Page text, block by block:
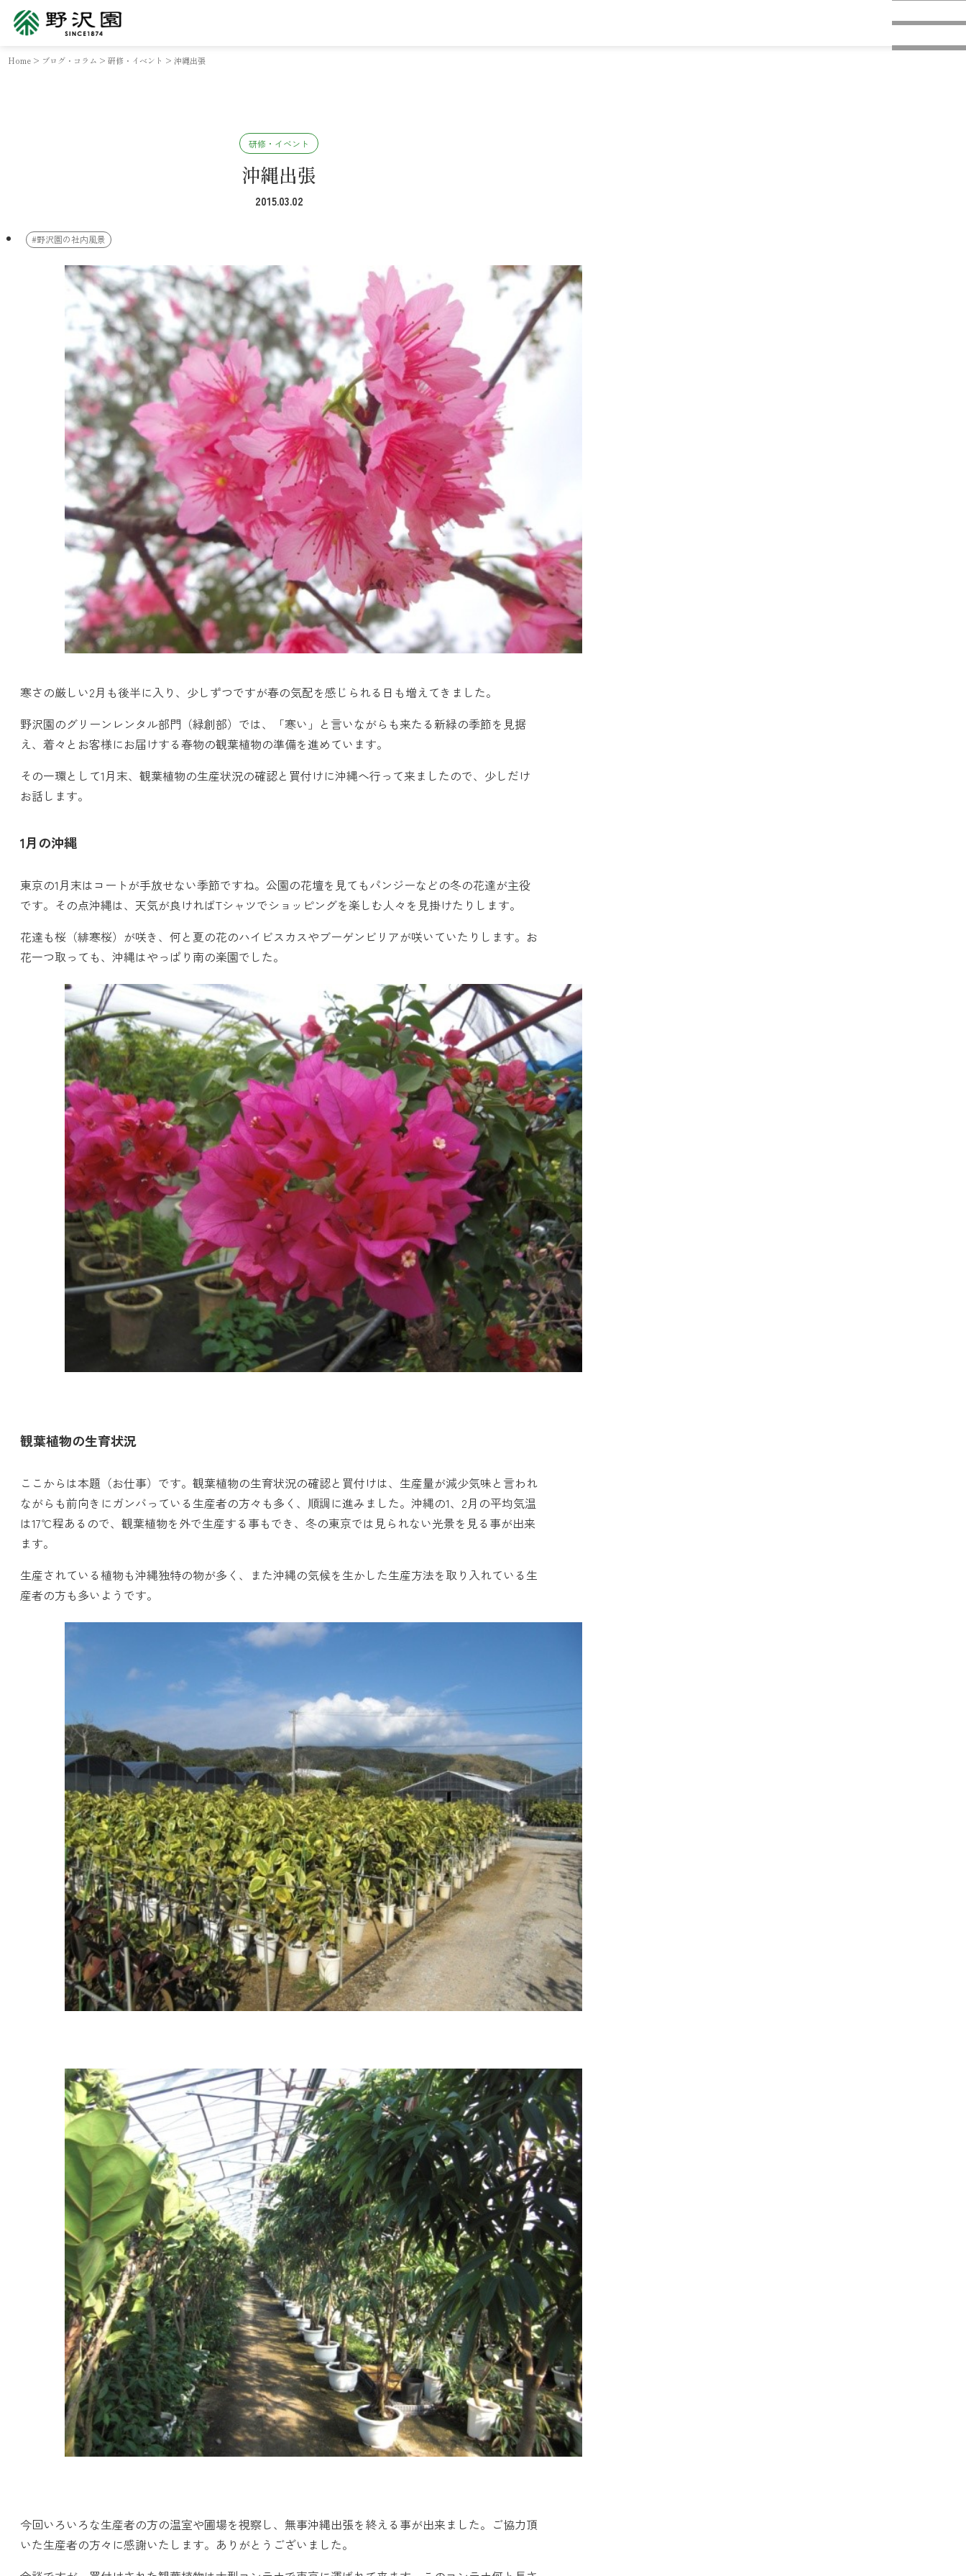
Home > ブログ・コラム > 研修・イベント > 沖縄出張
研修・イベント
沖縄出張
2015.03.02
#野沢園の社内風景
寒さの厳しい2月も後半に入り、少しずつですが春の気配を感じられる日も増えてきました。
野沢園のグリーンレンタル部門（緑創部）では、「寒い」と言いながらも来たる新緑の季節を見据
え、着々とお客様にお届けする春物の観葉植物の準備を進めています。
その一環として1月末、観葉植物の生産状況の確認と買付けに沖縄へ行って来ましたので、少しだけ
お話します。
1月の沖縄
東京の1月末はコートが手放せない季節ですね。公園の花壇を見てもパンジーなどの冬の花達が主役
です。その点沖縄は、天気が良ければTシャツでショッピングを楽しむ人々を見掛けたりします。
花達も桜（緋寒桜）が咲き、何と夏の花のハイビスカスやブーゲンビリアが咲いていたりします。お
花一つ取っても、沖縄はやっぱり南の楽園でした。
観葉植物の生育状況
ここからは本題（お仕事）です。観葉植物の生育状況の確認と買付けは、生産量が減少気味と言われ
ながらも前向きにガンバっている生産者の方々も多く、順調に進みました。沖縄の1、2月の平均気温
は17℃程あるので、観葉植物を外で生産する事もでき、冬の東京では見られない光景を見る事が出来
ます。
生産されている植物も沖縄独特の物が多く、また沖縄の気候を生かした生産方法を取り入れている生
産者の方も多いようです。
今回いろいろな生産者の方の温室や圃場を視察し、無事沖縄出張を終える事が出来ました。ご協力頂
いた生産者の方々に感謝いたします。ありがとうございました。